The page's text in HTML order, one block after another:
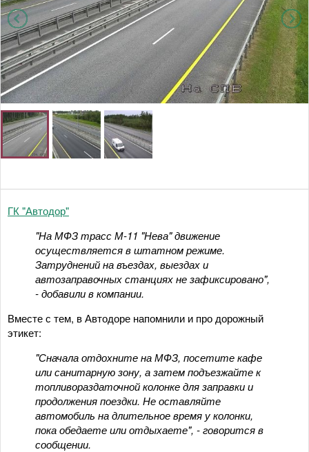
ГК "Автодор"
"На МФЗ трасс М-11 "Нева" движение
осуществляется в штатном режиме.
Затруднений на въездах, выездах и
автозаправочных станциях не зафиксировано",
- добавили в компании.
Вместе с тем, в Автодоре напомнили и про дорожный
этикет:
"Сначала отдохните на МФЗ, посетите кафе
или санитарную зону, а затем подъезжайте к
топливораздаточной колонке для заправки и
продолжения поездки. Не оставляйте
автомобиль на длительное время у колонки,
пока обедаете или отдыхаете", - говорится в
сообщении.